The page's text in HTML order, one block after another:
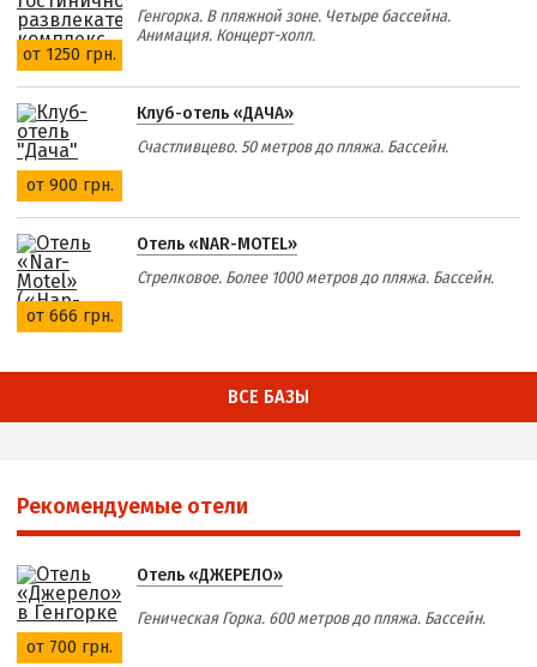
от 1250 грн.
Генгорка. В пляжной зоне. Четыре бассейна.
Анимация. Концерт-холл.
от 900 грн.
Клуб-отель «ДАЧА»
Счастливцево. 50 метров до пляжа. Бассейн.
от 666 грн.
Отель «NAR-MOTEL»
Стрелковое. Более 1000 метров до пляжа. Бассейн.
ВСЕ БАЗЫ
Рекомендуемые отели
от 700 грн.
Отель «ДЖЕРЕЛО»
Геническая Горка. 600 метров до пляжа. Бассейн.